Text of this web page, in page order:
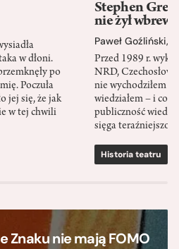
w dłoni.
po
Poczuła
jej się, że jak
w tej chwili
Stephen
nie żył wbrew
Paweł Goźliński,
Przed 1989 r.
NRD,
nie wychodziłem
wiedziałem – i co
publiczność
sięga
Historia teatru
Znaku nie mają FOMO